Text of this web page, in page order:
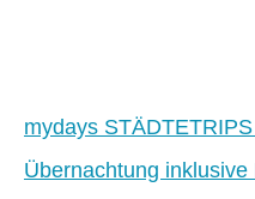
mydays
Übernachtung